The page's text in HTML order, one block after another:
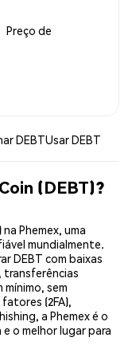
Preço de
DEBTUsar DEBT
(DEBT)?
Phemex, uma
mundialmente.
DEBT com baixas
sem
(2FA),
a Phemex é o
o melhor lugar para